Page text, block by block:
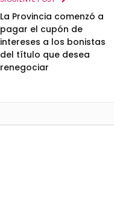
La Provincia comenzó a
pagar el cupón de
intereses a los bonistas
del título que desea
renegociar